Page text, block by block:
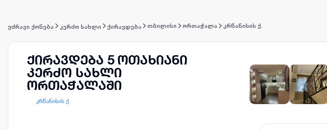
უძრავი ქონება კერძო სახლი ქირავდება თბილისი ორთაჭალა კრწანისის ქ.
ქირავდება 5 ოთახიანი
კერძო სახლი
ორთაჭალაში
კრწანისის ქ.